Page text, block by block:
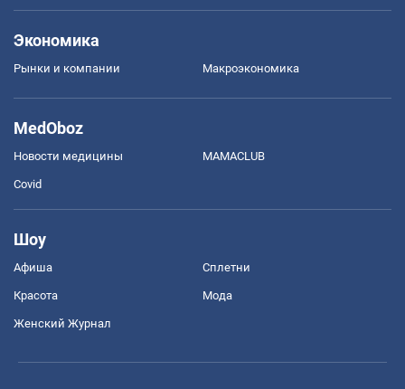
Экономика
Рынки и компании Mакроэкономика
MedOboz
Новости медицины MAMACLUB
Covid
Шоу
Афиша Сплетни
Красота Мода
Женский Журнал